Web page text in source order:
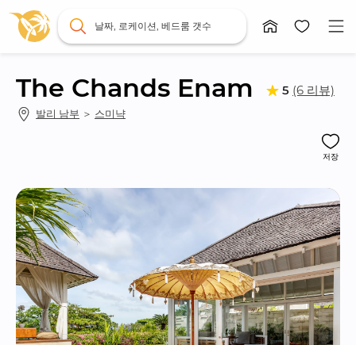
날짜, 로케이션, 베드룸 갯수
The Chands Enam 5 (6 리뷰)
발리 남부 ＞ 스미냑
저장